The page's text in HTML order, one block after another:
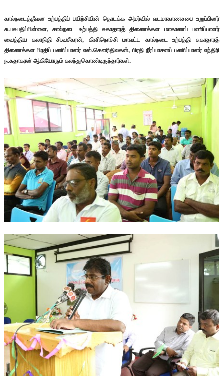
கால்நடைத்தீவன உற்பத்திப் பயிற்சியின் தொடக்க அமர்வில் வடமாகாணசபை உறுப்பினர்
சு.பசுபதிப்பிள்ளை, கால்நடை உற்பத்தி சுகாதாரத் திணைக்கள மாகாணப் பணிப்பாளர்
வைத்திய கலாநிதி சி.வசீகரன், கிளிநொச்சி மாவட்ட கால்நடை உற்பத்தி சுகாதாரத்
திணைக்கள பிரதிப் பணிப்பாளர் எஸ்.கௌரிதிலகன், பிரதி நீர்ப்பாசனப் பணிப்பாளர் எந்திரி
ந.சுதாகரன் ஆகியோரும் கலந்துகொண்டிருந்தார்கள்.